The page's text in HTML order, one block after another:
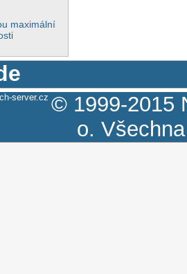
maximální
server.cz © 1999-2015
o.